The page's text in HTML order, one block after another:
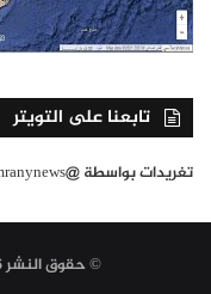
تابعنا على التويتر
تغريدات بواسطة @amranynews
© حقوق النشر 2026، جميع الحقوق محفوظة |